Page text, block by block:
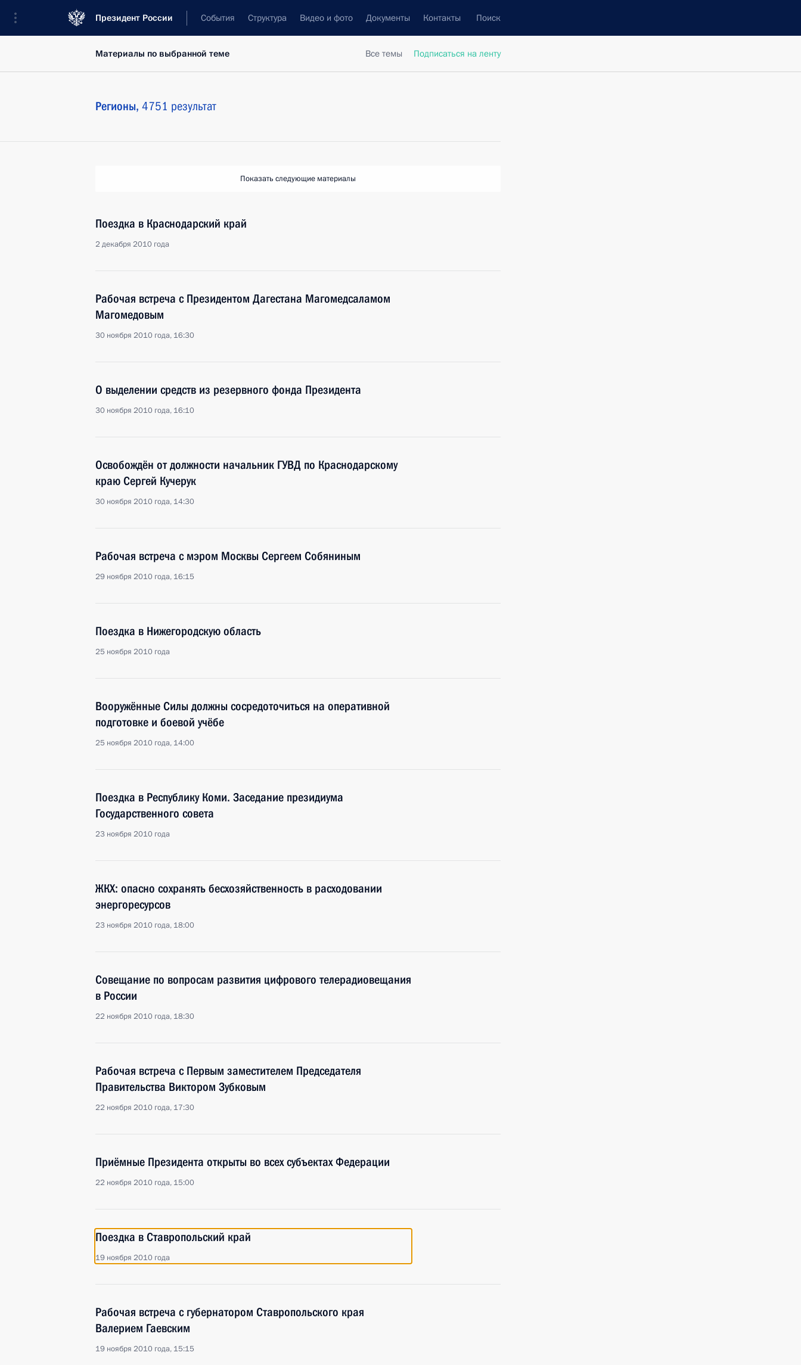
Президент России События Структура Видео и фото Документы Контакты Поиск
Все темы Подписаться на ленту
Материалы по выбранной теме
Регионы, 4751 результат
Показать следующие материалы
Поездка в Краснодарский край
2 декабря 2010 года
Рабочая встреча с Президентом Дагестана Магомедсаламом
Магомедовым
30 ноября 2010 года, 16:30
О выделении средств из резервного фонда Президента
30 ноября 2010 года, 16:10
Освобождён от должности начальник ГУВД по Краснодарскому
краю Сергей Кучерук
30 ноября 2010 года, 14:30
Рабочая встреча с мэром Москвы Сергеем Собяниным
29 ноября 2010 года, 16:15
Поездка в Нижегородскую область
25 ноября 2010 года
Вооружённые Силы должны сосредоточиться на оперативной
подготовке и боевой учёбе
25 ноября 2010 года, 14:00
Поездка в Республику Коми. Заседание президиума
Государственного совета
23 ноября 2010 года
ЖКХ: опасно сохранять бесхозяйственность в расходовании
энергоресурсов
23 ноября 2010 года, 18:00
Совещание по вопросам развития цифрового телерадиовещания
в России
22 ноября 2010 года, 18:30
Рабочая встреча с Первым заместителем Председателя
Правительства Виктором Зубковым
22 ноября 2010 года, 17:30
Приёмные Президента открыты во всех субъектах Федерации
22 ноября 2010 года, 15:00
Поездка в Ставропольский край
19 ноября 2010 года
Рабочая встреча с губернатором Ставропольского края
Валерием Гаевским
19 ноября 2010 года, 15:15